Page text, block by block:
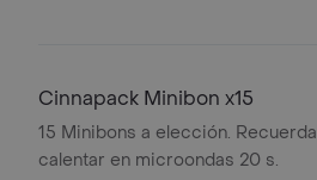
Cinnapack Minibon x15
15 Minibons a elección. Recuerda
calentar en microondas 20 s.